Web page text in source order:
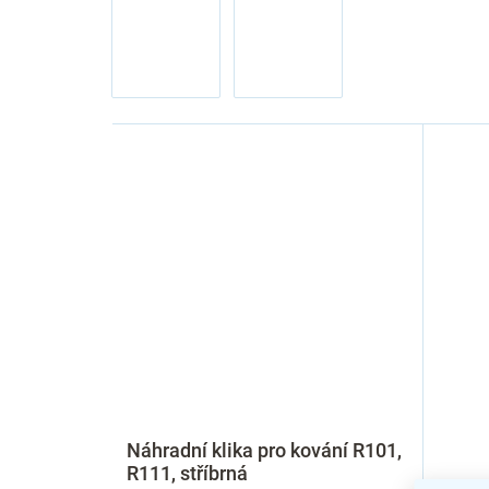
Náhradní klika pro kování R101,
R111, stříbrná